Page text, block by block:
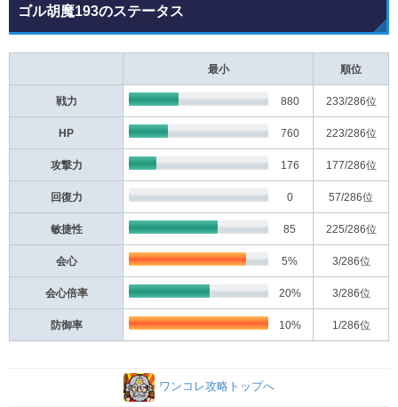
ゴル胡魔193のステータス
最小 順位
戦力 880 233/286位
HP 760 223/286位
攻撃力 176 177/286位
回復力 0 57/286位
敏捷性 85 225/286位
会心 5% 3/286位
会心倍率 20% 3/286位
防御率 10% 1 /286位
ワンコレ攻略トップへ